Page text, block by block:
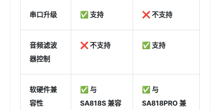
串口升级 ✅ 支持 ❌ 不支持
音频滤波
器控制
❌ 不支持 ✅ 支持
软硬件兼
容性
✅ 与
SA818S 兼容
✅ 与
SA818PRO 兼